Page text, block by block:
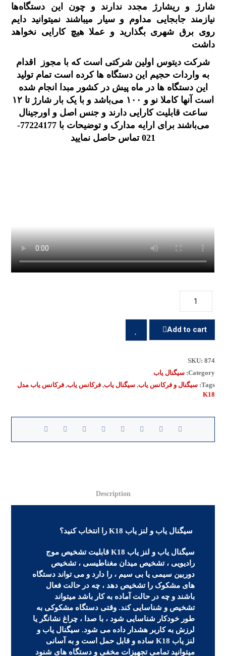
شارژ و ریشارژ مجدد ندارند و چون این دستگاه‌ها
نیازمند جابجایی مداوم و سیار میباشند نمیتوانید دایم
روی برق شهری بگذارید و عملا هیچ کارایی نخواهد
داشت
شرکت دیتوس اولین شرکتی است که با مجوز اقدام
به واردات حجیم این دستگاه ها کرده است تمام تولید
این دستگاه ها در ماه پیش در کشور مبدا انجام شده
است آنها کاملا نو و ۱۰۰ می‌باشد و با یک بار شارژ تا ۱۲
ساعت قابلیت کارایی دارند و جنس اصل و اورجینال
می‌باشند
برای ارایه مدارک و توضیحات با 77224177-
021 تماس حاصل نمایید
Add to cart
SKU: 874
Category: سیگنال یاب
Tags: سیگنال و فرکانس یاب,سیگنال یاب,فرکانس یاب,فرکانس یاب مدل
K18
Description
سیگنال یاب و لنز یاب K18 را انتخاب کنید؟
سیگنال یاب و لنز یاب K18 قابلیت تشخیص موج
رادیویی ، تشخیص میدان مغناطیسی ، تشخیص
دوربین سیمی یا بی سیم ، را دارد و می تواند دستگاه
های مشکوک را تشخیص دهد ، چه در حالت فعال
باشند و چه در حالت آماده به کار باشد میتواند
تشخیص و شناسایی کند. وقتی دستگاه مشکوکی به
طور خودکار شناسایی شود ، با صدا ، چراغ نشانگر یا
لرزش به کاربر هشدار داده می شود. سیگنال یاب و
لنز یاب K18 ساده و قابل حمل است و به آسانی
میتوانید تمامی تجهیزات مخفی و دستگاه های شنود